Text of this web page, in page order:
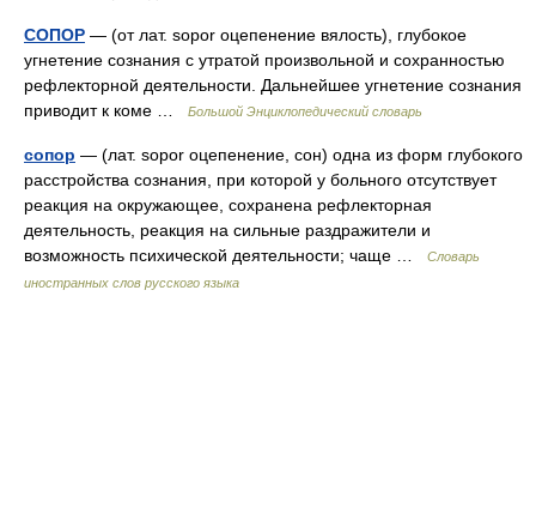
СОПОР — (от лат. sopor оцепенение вялость), глубокое
угнетение сознания с утратой произвольной и сохранностью
рефлекторной деятельности. Дальнейшее угнетение сознания
приводит к коме …
Большой Энциклопедический словарь
сопор — (лат. sopor оцепенение, сон) одна из форм глубокого
расстройства сознания, при которой у больного отсутствует
реакция на окружающее, сохранена рефлекторная
деятельность, реакция на сильные раздражители и
возможность психической деятельности; чаще …
Словарь
иностранных слов русского языка